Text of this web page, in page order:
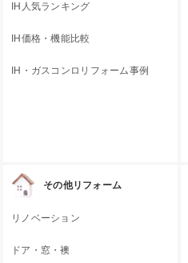
IH人気ランキング
IH価格・機能比較
IH・ガスコンロリフォーム事例
その他リフォーム
リノベーション
ドア・窓・襖